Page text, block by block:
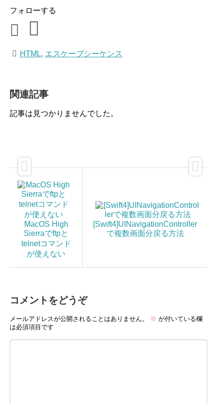
フォローする
HTML, エスケープシーケンス
関連記事
記事は見つかりませんでした。
MacOS High
Sierraでftpと
telnetコマンド
が使えない
[Swift4]UINavigationController
で複数画面分戻る方法
コメントをどうぞ
メールアドレスが公開されることはありません。 ※ が付いている欄
は必須項目です